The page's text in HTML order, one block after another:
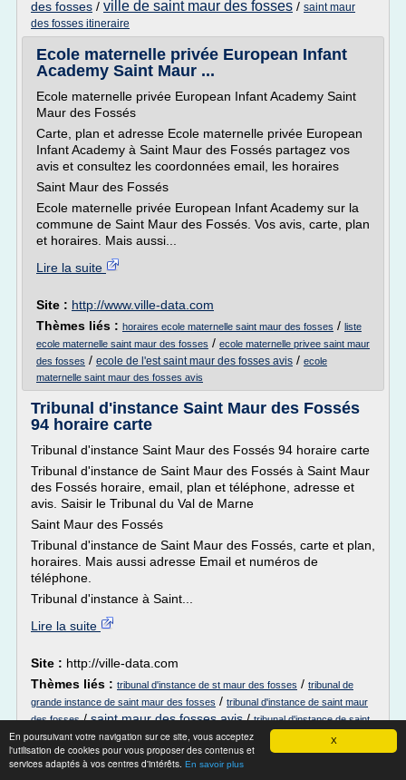
X
En poursuivant votre navigation sur ce site, vous acceptez
l'utilisation de cookies pour vous proposer des contenus et
services adaptés à vos centres d'intérêts. En savoir plus
des fosses / ville de saint maur des fosses / saint maur
des fosses itineraire
Ecole maternelle privée European Infant
Academy Saint Maur ...
Ecole maternelle privée European Infant Academy Saint
Maur des Fossés
Carte, plan et adresse Ecole maternelle privée European
Infant Academy à Saint Maur des Fossés partagez vos
avis et consultez les coordonnées email, les horaires
Saint Maur des Fossés
Ecole maternelle privée European Infant Academy sur la
commune de Saint Maur des Fossés. Vos avis, carte, plan
et horaires. Mais aussi...
Lire la suite
Site : http://www.ville-data.com
Thèmes liés : horaires ecole maternelle saint maur des fosses / liste
ecole maternelle saint maur des fosses / ecole maternelle privee saint maur
des fosses / ecole de l'est saint maur des fosses avis / ecole
maternelle saint maur des fosses avis
Tribunal d'instance Saint Maur des Fossés
94 horaire carte
Tribunal d'instance Saint Maur des Fossés 94 horaire carte
Tribunal d'instance de Saint Maur des Fossés à Saint Maur
des Fossés horaire, email, plan et téléphone, adresse et
avis. Saisir le Tribunal du Val de Marne
Saint Maur des Fossés
Tribunal d'instance de Saint Maur des Fossés, carte et plan,
horaires. Mais aussi adresse Email et numéros de
téléphone.
Tribunal d'instance à Saint...
Lire la suite
Site : http://ville-data.com
Thèmes liés : tribunal d'instance de st maur des fosses / tribunal de
grande instance de saint maur des fosses / tribunal d'instance de saint maur
des fosses/saint maur des fosses avis/tribunal d'instance de saint
maur des fosses 94100
Location Saint-Maur-des-Fossés - Toutes